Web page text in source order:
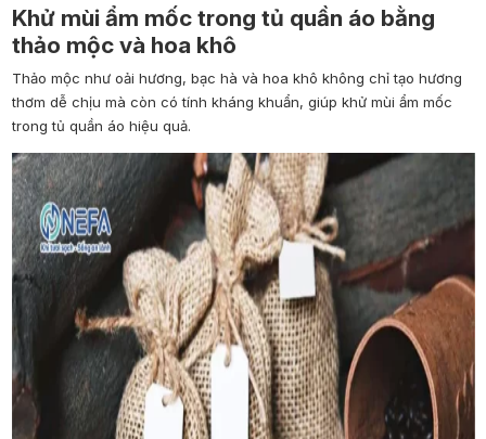
Khử mùi ẩm mốc trong tủ quần áo bằng
thảo mộc và hoa khô
Thảo mộc như oải hương, bạc hà và hoa khô không chỉ tạo hương
thơm dễ chịu mà còn có tính kháng khuẩn, giúp khử mùi ẩm mốc
trong tủ quần áo hiệu quả.